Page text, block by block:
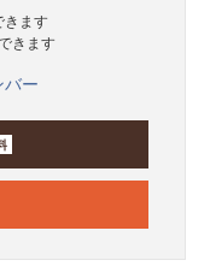
きます
きます
ー